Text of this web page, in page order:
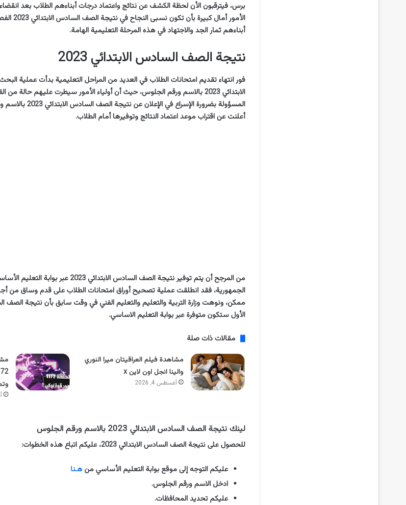
برس، فيترقبون الأن لحظة الكشف عن نتائج واعتماد درجات أبناءهم الطلاب بعد
الأمور
أبناءهم ثمار الجد والاجتهاد في هذه المرحلة التعليمية الهامة.
نتيجة الصف السادس الابتدائي 2023
فور انتهاء تقديم امتحانات الطلاب في العديد من المراحل التعليمية بدأت عملية
الابتدائي 2023 بالاسم ورقم الجلوس، حيث أن أولياء الأمور سيطرت عليهم
المسؤولة بضرورة
أعلنت عن اقتراب موعد اعتماد النتائج وتوفيرها أمام الطلاب.
من المرجح أن يتم توفير نتيجة الصف السادس
الجمهورية، فقد انطلقت عملية تصحيح أوراق امتحانات الطلاب على قدم وساق من
الأول ستكون متوفرة عبر بوابة التعليم الاساسي.
مقالات ذات صلة
مشاهدة فيلم العراقيتان ميرا النوري
والينا انجل اون لاين x
أغسطس 4, 2026
لينك نتيجة الصف السادس الابتدائي 2023 بالاسم ورقم الجلوس
للحصول على نتيجة الصف السادس الابتدائي 2023، عليكم اتباع هذه الخطوات:
عليكم التوجه إلى موقع بوابة التعليم الأساسي من هـنا
ادخل الاسم ورقم الجلوس.
عليكم تحديد المحافظات.